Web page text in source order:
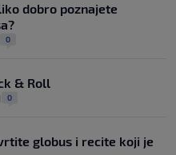
dobro poznajete
0
& Roll
0
globus i recite koji je